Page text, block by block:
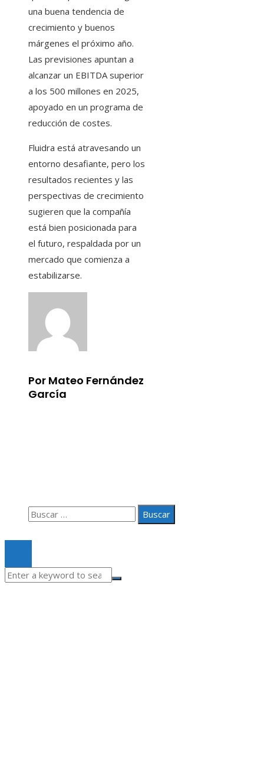
una buena tendencia de
crecimiento y buenos
márgenes el próximo año.
Las previsiones apuntan a
alcanzar un EBITDA superior
a los 500 millones en 2025,
apoyado en un programa de
reducción de costes.
Fluidra está atravesando un
entorno desafiante, pero los
resultados recientes y las
perspectivas de crecimiento
sugieren que la compañía
está bien posicionada para
el futuro, respaldada por un
mercado que comienza a
estabilizarse.
Por Mateo Fernández
García
Buscar: